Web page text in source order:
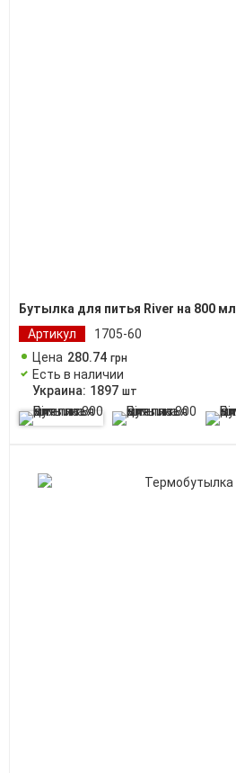
Бутылка для питья River на 800 мл
Артикул
1705-60
Цена 280.74 грн
Есть в наличии
Украина: 1897 шт